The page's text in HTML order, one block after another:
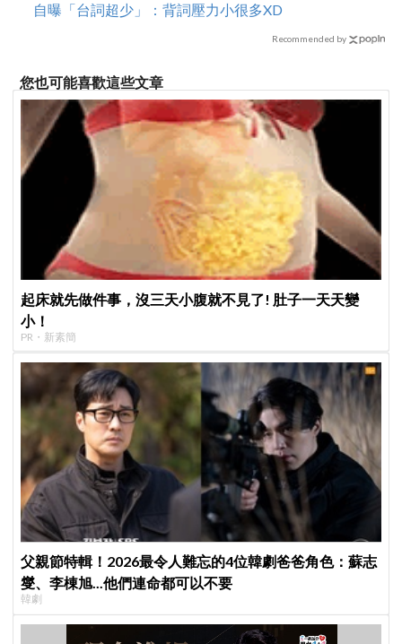
自曝「台詞超少」：背詞壓力小很多XD
Recommended by
您也可能喜歡這些文章
起床就先做件事，沒三天小腹就不見了! 肚子一天天變
小！
PR・新素簡
父親節特輯！2026最令人難忘的4位韓劇爸爸角色：蘇志
燮、李棟旭...他們連命都可以不要
韓劇